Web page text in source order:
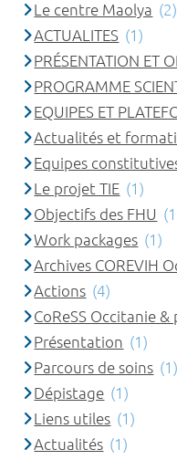
Le centre Maolya (2)
ACTUALITES (1)
PRÉSENTATION ET
PROGRAMME
EQUIPES ET
Actualités et
Equipes
Le projet TIE (1)
Objectifs des FHU
Work packages (1)
Archives COREVIH
Actions (4)
CoReSS Occitanie
Présentation (1)
Parcours de soins (1)
Dépistage (1)
Liens utiles (1)
Actualités (1)